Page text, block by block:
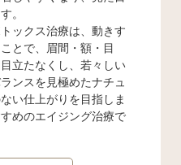
。
ックス治療は、動きす
とで、眉間・額・目
立たなくし、若々しい
ンスを見極めたナチュ
い仕上がりを目指しま
めのエイジング治療で